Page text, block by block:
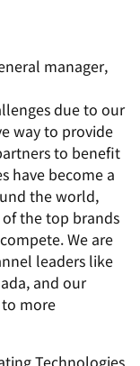
manager,
due to our
way to provide
to benefit
have become a
the world,
of the top brands
We are
leaders like
and our
more
Technologies